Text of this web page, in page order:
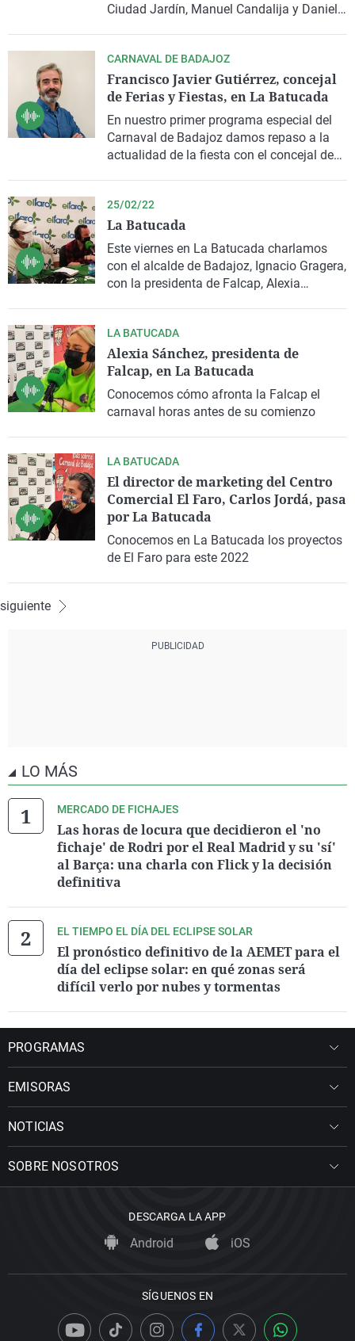
Ciudad Jardín, Manuel Candalija y Daniel
CARNAVAL DE BADAJOZ
Francisco Javier Gutiérrez, concejal
de Ferias y Fiestas, en La Batucada
En nuestro primer programa especial del
Carnaval de Badajoz damos repaso a la
actualidad de la fiesta con el concejal de
25/02/22
La Batucada
Este viernes en La Batucada charlamos
con el alcalde de Badajoz, Ignacio Gragera,
con la presidenta de Falcap, Alexia
LA BATUCADA
Alexia Sánchez, presidenta de
Falcap, en La Batucada
Conocemos cómo afronta la Falcap el
carnaval horas antes de su comienzo
LA BATUCADA
El director de marketing del Centro
Comercial El Faro, Carlos Jordá, pasa
por La Batucada
Conocemos en La Batucada los proyectos
de El Faro para este 2022
siguiente
LO MÁS
MERCADO DE FICHAJES
Las horas de locura que decidieron el 'no
fichaje' de Rodri por el Real Madrid y su 'sí'
al Barça: una charla con Flick y la decisión
definitiva
EL TIEMPO EL DÍA DEL ECLIPSE SOLAR
El pronóstico definitivo de la AEMET para el
día del eclipse solar: en qué zonas será
difícil verlo por nubes y tormentas
PROGRAMAS
EMISORAS
NOTICIAS
SOBRE NOSOTROS
DESCARGA LA APP
Android iOS
SÍGUENOS EN